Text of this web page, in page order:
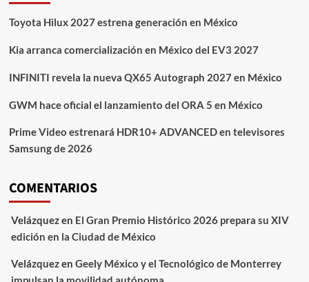
Toyota Hilux 2027 estrena generación en México
Kia arranca comercialización en México del EV3 2027
INFINITI revela la nueva QX65 Autograph 2027 en México
GWM hace oficial el lanzamiento del ORA 5 en México
Prime Video estrenará HDR10+ ADVANCED en televisores
Samsung de 2026
COMENTARIOS
Velázquezen El Gran Premio Histórico 2026 prepara su XIV
edición en la Ciudad de México
Velázquezen Geely México y el Tecnológico de Monterrey